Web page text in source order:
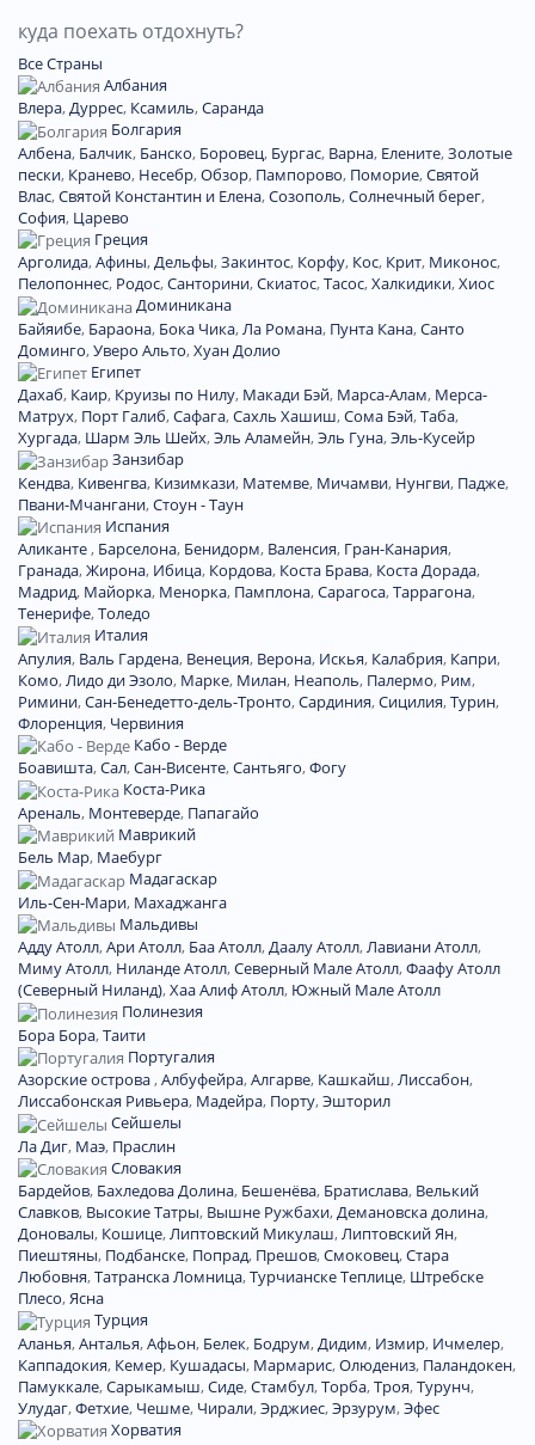
куда поехать отдохнуть?
Все Страны
Албания
Влера,Дуррес, Ксамиль,Саранда
Болгария
Албена, Балчик, Банско, Боровец, Бургас, Варна, Елените,Золотые
пески, Кранево, Несебр,Обзор, Пампорово, Поморие,Святой
Влас,Святой Константин и Елена,Созополь,Солнечный берег,
София, Царево
Греция
Арголида,Афины,Дельфы,Закинтос, Корфу, Кос, Крит, Миконос,
Пелопоннес, Родос,Санторини,Скиатос,Тасос,Халкидики,Хиос
Доминиканa
Байяибе, Бараона, Бока Чика,Ла Романа, Пунта Кана,Санто
Доминго,Уверо Альто,Хуан Долио
Египет
Дахаб, Каир, Круизы по Нилу, Макади Бэй, Марса-Алам, Мерса-
Матрух, Порт Галиб,Сафага,Сахль Хашиш,Сома Бэй,Таба,
Хургада, Шарм Эль Шейх,Эль Аламейн,Эль Гуна,Эль-Кусейр
Занзибар
Кендва, Кивенгва, Кизимкази, Матемве, Мичамви, Нунгви, Падже,
Пвани-Мчангани,Стоун - Таун
Испания
Аликанте, Барселона, Бенидорм, Валенсия, Гран-Канария,
Гранада,Жирона, Ибица, Кордова, Коста Брава, Коста Дорада,
Мадрид, Майорка, Менорка, Памплона,Сарагоса,Таррагона,
Тенерифе,Толедо
Италия
Апулия, Валь Гардена, Венеция, Верона, Искья, Калабрия, Капри,
Комо,Лидо ди Эзоло, Марке, Милан, Неаполь, Палермо, Рим,
Римини,Сан-Бенедетто-дель-Тронто,Сардиния,Сицилия,Турин,
Флоренция, Червиния
Кабо - Верде
Боавишта,Сал,Сан-Висенте,Сантьяго,Фогу
Коста-Рика
Ареналь, Монтеверде, Папагайо
Маврикий
Бель Мар, Маебург
Мадагаскар
Иль-Сен-Мари, Махаджанга
Мальдивы
Адду Атолл,Ари Атолл, Баа Атолл,Даалу Атолл,Лавиани Атолл,
Миму Атолл, Ниланде Атолл,Северный Мале Атолл,Фаафу Атолл
(Северный Ниланд),Хаа Алиф Атолл, Южный Мале Атолл
Полинезия
Бора Бора,Таити
Португалия
Азорские острова,Албуфейра,Алгарве, Кашкайш,Лиссабон,
Лиссабонская Ривьера, Мадейра, Порту,Эшторил
Сейшелы
Ла Диг, Маэ, Праслин
Словакия
Бардейов, Бахледова Долина, Бешенёва, Братислава, Велький
Славков, Высокие Татры, Вышне Ружбахи,Демановска долина,
Доновалы, Кошице,Липтовский Микулаш,Липтовский Ян,
Пиештяны, Подбанске, Попрад, Прешов,Смоковец,Стара
Любовня,Татранска Ломница,Турчианске Теплице, Штребске
Плесо,Ясна
Турция
Аланья,Анталья,Афьон, Белек, Бодрум,Дидим, Измир, Ичмелер,
Каппадокия, Кемер, Кушадасы, Мармарис,Олюдениз, Паландокен,
Памуккале,Сарыкамыш,Сиде,Стамбул,Торба,Троя,Турунч,
Улудаг,Фетхие, Чешме, Чирали,Эрджиес,Эрзурум,Эфес
Хорватия